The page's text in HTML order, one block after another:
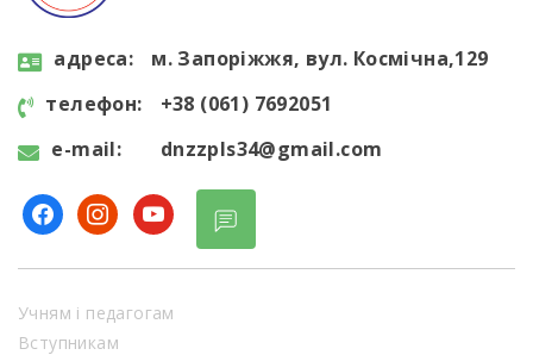
aдресa:
м. Запоріжжя, вул. Космічна,129
телефон:
+38 (061) 7692051
e-mail:
dnzzpls34@gmail.com
facebookinstagram
youtube
Учням і педагогам
Вступникам